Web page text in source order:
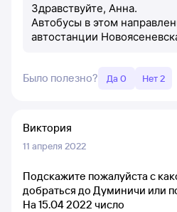
Здравствуйте, Анна.
Автобусы в этом
автостанции
Было полезно? Да 0 Нет 2
Виктория
11 апреля 2022
Подскажите пожалуйста с
добраться до Думиничи или
На 15.04 2022 число